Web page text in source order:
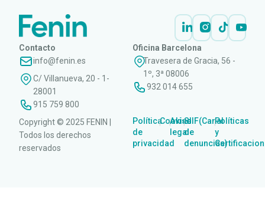
Contacto
info@fenin.es
C/ Villanueva, 20 - 1-
28001
915 759 800
Oficina Barcelona
Travesera de Gracia, 56 -
1º, 3ª 08006
932 014 655
Copyright © 2025 FENIN |
Todos los derechos
reservados
Política
de
privacidad
|Cookies
|Aviso
legal
|SIIF(Canal
de
denuncias)
|Políticas
y